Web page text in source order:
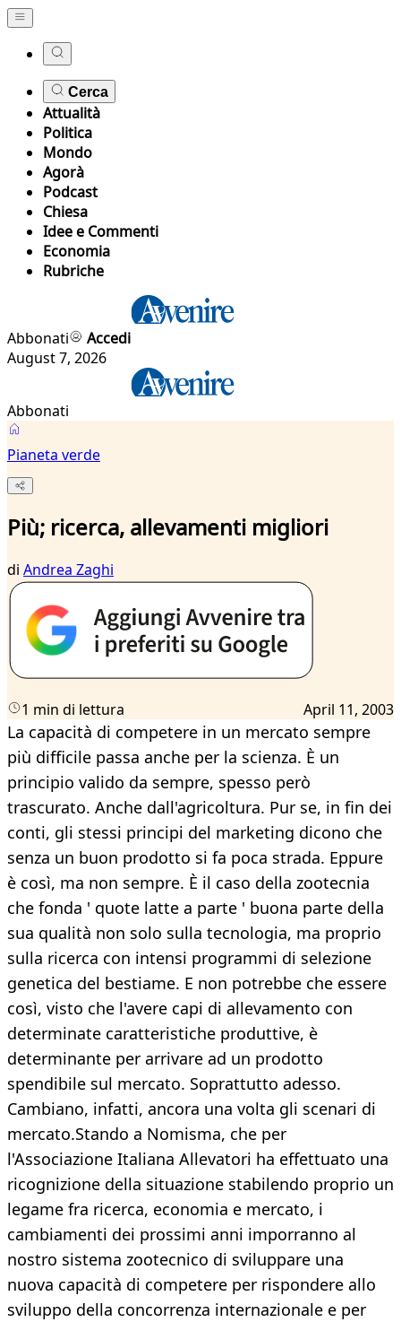
Cerca
Attualità
Politica
Mondo
Agorà
Podcast
Chiesa
Idee e Commenti
Economia
Rubriche
Abbonati
Accedi
August 7, 2026
Abbonati
Pianeta verde
Più; ricerca, allevamenti migliori
di Andrea Zaghi
1 min di lettura April 11, 2003
La capacità di competere in un mercato sempre
più difficile passa anche per la scienza. È un
principio valido da sempre, spesso però
trascurato. Anche dall'agricoltura. Pur se, in fin dei
conti, gli stessi principi del marketing dicono che
senza un buon prodotto si fa poca strada. Eppure
è così, ma non sempre. È il caso della zootecnia
che fonda ' quote latte a parte ' buona parte della
sua qualità non solo sulla tecnologia, ma proprio
sulla ricerca con intensi programmi di selezione
genetica del bestiame. E non potrebbe che essere
così, visto che l'avere capi di allevamento con
determinate caratteristiche produttive, è
determinante per arrivare ad un prodotto
spendibile sul mercato. Soprattutto adesso.
Cambiano, infatti, ancora una volta gli scenari di
mercato.Stando a Nomisma, che per
l'Associazione Italiana Allevatori ha effettuato una
ricognizione della situazione stabilendo proprio un
legame fra ricerca, economia e mercato, i
cambiamenti dei prossimi anni imporranno al
nostro sistema zootecnico di sviluppare una
nuova capacità di competere per rispondere allo
sviluppo della concorrenza internazionale e per